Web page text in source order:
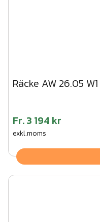
Räcke AW 26.05 W1
Fr.3 194 kr
exkl.moms